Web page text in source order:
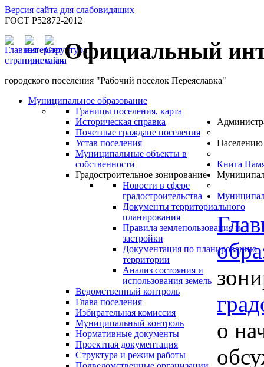
Версия сайта для слабовидящих
ГОСТ Р52872-2012
Официальный
городского поселения "Рабочий поселок Переяславка"
Муниципальное образование
Границы поселения, карта
Историческая справка
Почетные граждане поселения
Устав поселения
Муниципальные объекты в
собственности
Градостроительное зонирование
Новости в сфере
градостроительства
Документы территориального
планирования
Правила землепользования и
застройки
Документация по планированию
территории
Анализ состояния и
использования земель
Ведомственный контроль
Глава поселения
Избирательная комиссия
Муниципальный контроль
Нормативные документы
Проектная документация
Структура и режим работы
Населению
Книга
о